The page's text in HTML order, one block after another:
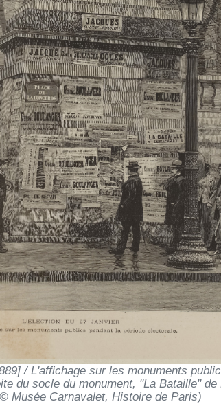
/ L'affichage sur les monuments
du socle du monument, "La Bataille" de
Musée Carnavalet, Histoire de Paris)